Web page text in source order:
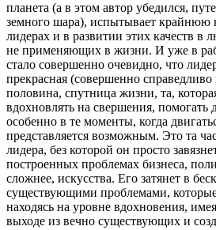
планета (а в этом автор убедился,
земного шара), испытывает крайнюю
лидерах и в развитии этих качеств
не применяющих в жизни. И уже в
стало совершенно очевидно, что
прекрасная (совершенно справедливо
половина, спутница жизни, та,
вдохновлять на свершения, помогать
особенно в те моменты, когда
представляется возможным. Это та
лидера, без которой он просто
построенных проблемах бизнеса,
сложнее, искусства. Его затянет в
существующими проблемами,
находясь на уровне вдохновения,
выходе из вечно существующих и